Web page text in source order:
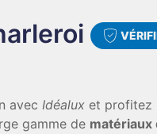
avecIdéalux et
gamme de matériaux